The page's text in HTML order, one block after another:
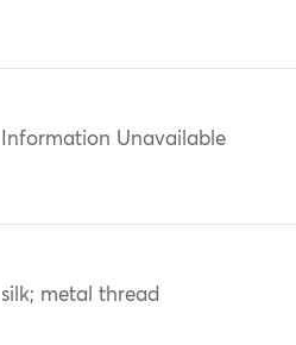
Information Unavailable
silk; metal thread